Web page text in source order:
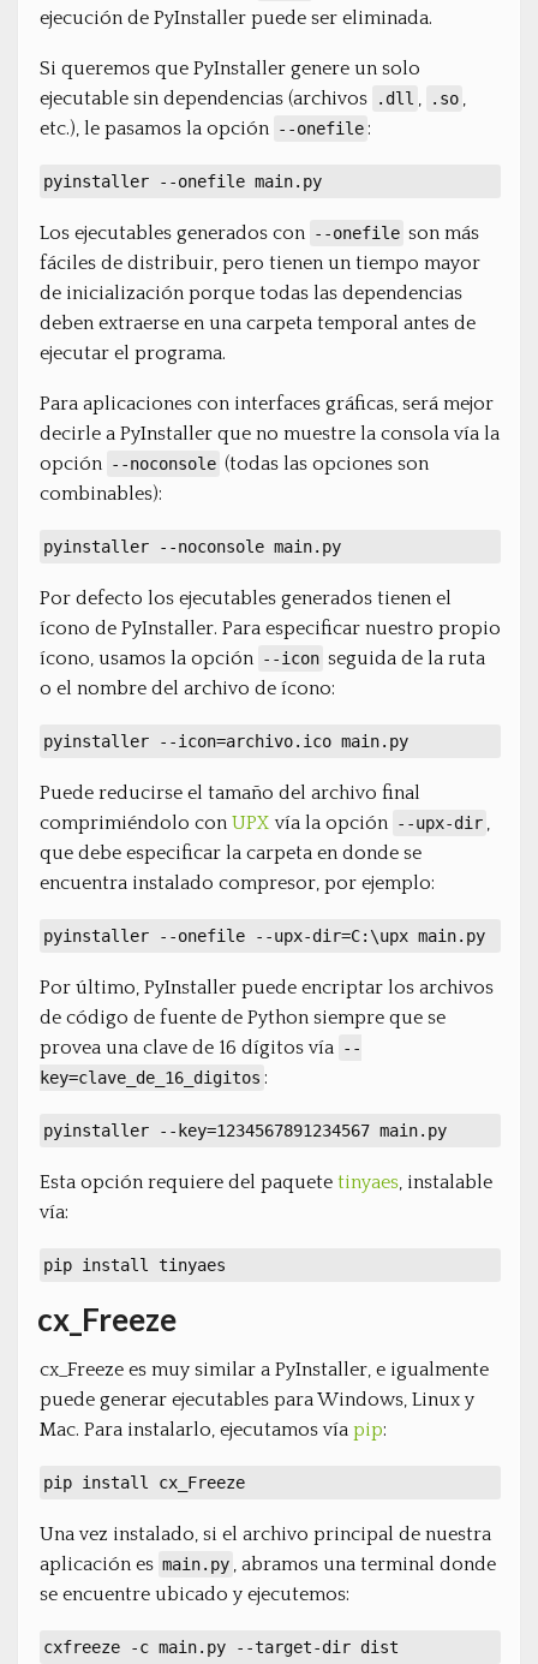
ejecución de PyInstaller puede ser eliminada.
Si queremos que PyInstaller genere un solo
ejecutable sin dependencias (archivos
.dll , .so ,
etc.), le pasamos la opción --onefile:
pyinstaller --onefile main.py
Los ejecutables generados con --onefile son más
fáciles de distribuir, pero tienen un tiempo mayor
de inicialización porque todas las dependencias
deben extraerse en una carpeta temporal antes de
ejecutar el programa.
Para aplicaciones con interfaces gráficas, será mejor
decirle a PyInstaller que no muestre la consola vía la
opción --noconsole (todas las opciones son
combinables):
pyinstaller --noconsole main.py
Por defecto los ejecutables generados tienen el
ícono de PyInstaller. Para especificar nuestro propio
ícono, usamos la opción --icon seguida de la ruta
o el nombre del archivo de ícono:
pyinstaller --icon=archivo.ico main.py
Puede reducirse el tamaño del archivo final
comprimiéndolo con UPX vía la opción --upx-dir ,
que debe especificar la carpeta en donde se
encuentra instalado compresor, por ejemplo:
pyinstaller --onefile --upx-dir=C:\upx main.py
Por último, PyInstaller puede encriptar los archivos
de código de fuente de Python siempre que se
provea una clave de 16 dígitos vía --
key=clave_de_16_digitos :
pyinstaller --key=1234567891234567 main.py
Esta opción requiere del paquete tinyaes, instalable
vía:
pip install tinyaes
cx_Freeze
cx_Freeze es muy similar a PyInstaller, e igualmente
puede generar ejecutables para Windows, Linux y
Mac. Para instalarlo, ejecutamos vía pip:
pip install cx_Freeze
Una vez instalado, si el archivo principal de nuestra
aplicación es main.py , abramos una terminal donde
se encuentre ubicado y ejecutemos:
cxfreeze -c main.py --target-dir dist